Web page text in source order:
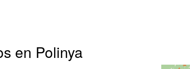
en Polinya